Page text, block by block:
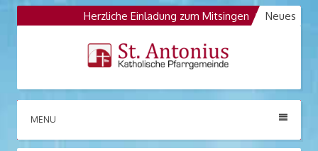
Neues
Herzliche Einladung zum Mitsingen
Die
St. Antonius
Großräschen
Katholische Pfarrgemeinde
MENU